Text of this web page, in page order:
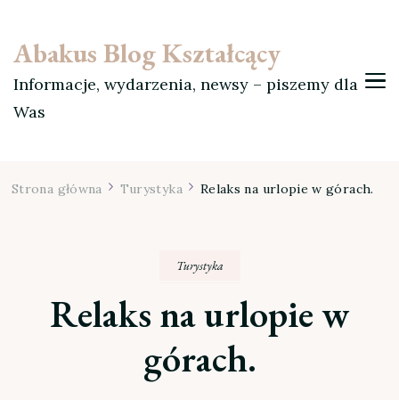
Abakus Blog Kształcący
Informacje, wydarzenia, newsy – piszemy dla
Was
Strona główna Turystyka Relaks na urlopie w górach.
Turystyka
Relaks na urlopie w
górach.